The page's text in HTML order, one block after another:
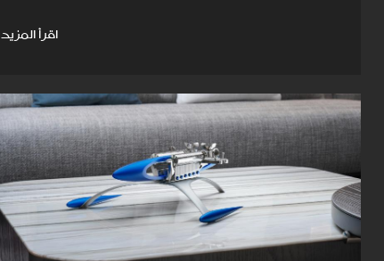
اقرأ المزيد